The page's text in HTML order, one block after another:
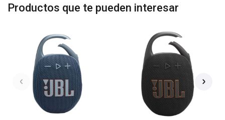
Productos que te pueden interesar